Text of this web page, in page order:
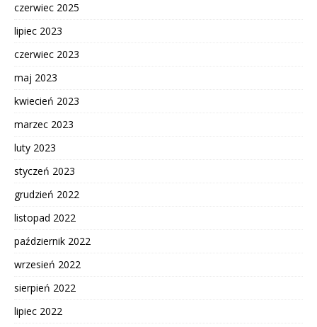
czerwiec 2025
lipiec 2023
czerwiec 2023
maj 2023
kwiecień 2023
marzec 2023
luty 2023
styczeń 2023
grudzień 2022
listopad 2022
październik 2022
wrzesień 2022
sierpień 2022
lipiec 2022